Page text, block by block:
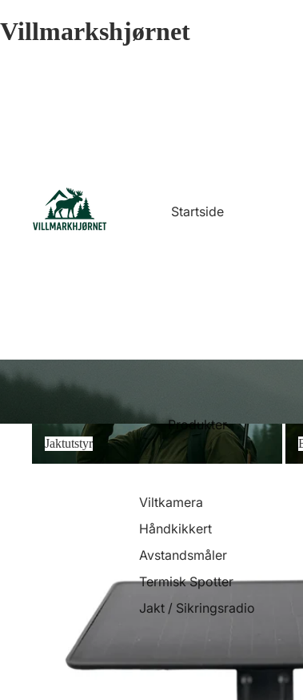
Villmarkshjørnet
Startside
Produkter
Viltkamera
Håndkikkert
Avstandsmåler
Termisk Spotter
Jakt / Sikringsradio
Jaktutstyr
Jaktutstyr